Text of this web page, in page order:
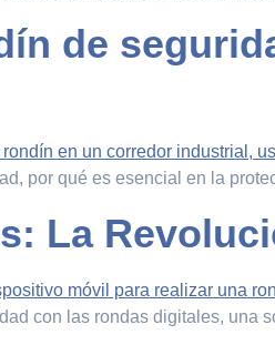
de
por qué es esencial en la
La
con las rondas digitales,